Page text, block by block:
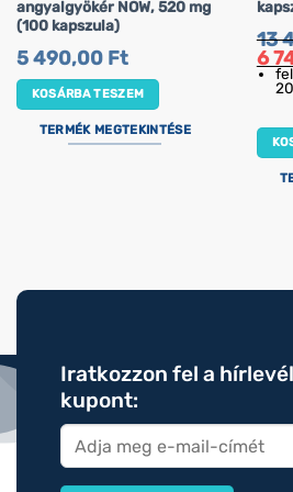
angyalgyökér NOW, 520 mg
(100 kapszula)
5 490,00 Ft
KOSÁRBA TESZEM
TERMÉK MEGTEKINTÉSE
13
price
was:
6
Iratkozzon fel a
kupont: